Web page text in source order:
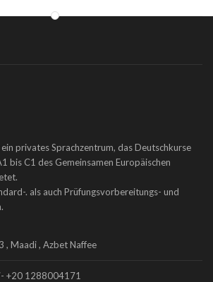
privates Sprachzentrum, das Deutschkurse
bis C1 des Gemeinsamen Europäischen
. als auch Prüfungsvorbereitungs- und
, Maadi , Azbet Naffee
+20 1288004171